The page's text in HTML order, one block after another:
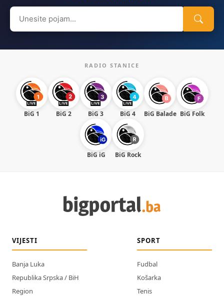
Search
for:
RADIO STANICE
BiG 1 BiG 2 BiG 3 BiG 4 BiG Balade BiG Folk
BiG iG BiG Rock
VIJESTI
Banja Luka
Republika Srpska / BiH
Region
SPORT
Fudbal
Košarka
Tenis